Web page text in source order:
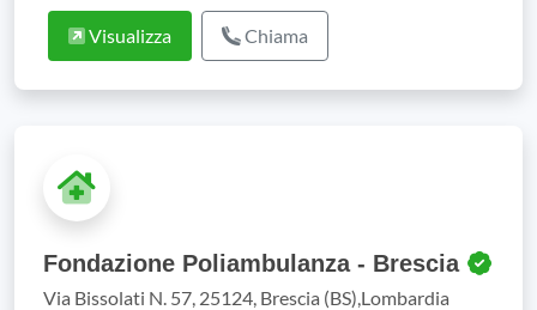
Visualizza Chiama
Fondazione Poliambulanza - Brescia
Via Bissolati N. 57, 25124, Brescia (BS),Lombardia